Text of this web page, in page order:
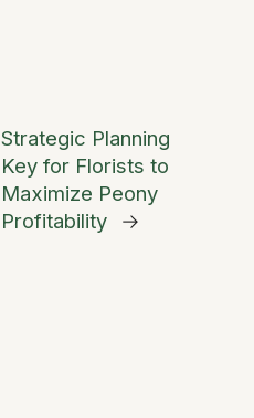
Strategic Planning
Key for Florists to
Maximize Peony
Profitability
→